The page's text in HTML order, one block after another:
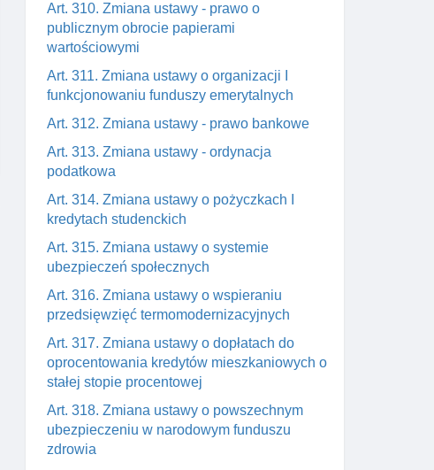
Art. 310. Zmiana ustawy - prawo o
publicznym obrocie papierami
wartościowymi
Art. 311. Zmiana ustawy o organizacji I
funkcjonowaniu funduszy emerytalnych
Art. 312. Zmiana ustawy - prawo bankowe
Art. 313. Zmiana ustawy - ordynacja
podatkowa
Art. 314. Zmiana ustawy o pożyczkach I
kredytach studenckich
Art. 315. Zmiana ustawy o systemie
ubezpieczeń społecznych
Art. 316. Zmiana ustawy o wspieraniu
przedsięwzięć termomodernizacyjnych
Art. 317. Zmiana ustawy o dopłatach do
oprocentowania kredytów mieszkaniowych o
stałej stopie procentowej
Art. 318. Zmiana ustawy o powszechnym
ubezpieczeniu w narodowym funduszu
zdrowia